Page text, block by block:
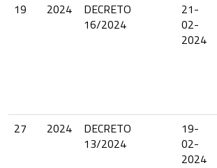
19
2024
DECRETO
16/2024
21-
02-
2024
27
2024
DECRETO
13/2024
19-
02-
2024